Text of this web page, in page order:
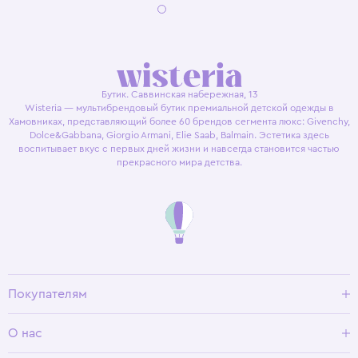
Бутик. Саввинская набережная, 13
Wisteria — мультибрендовый бутик премиальной детской одежды в
Хамовниках, представляющий более 60 брендов сегмента люкс: Givenchy,
Dolce&Gabbana, Giorgio Armani, Elie Saab, Balmain. Эстетика здесь
воспитывает вкус с первых дней жизни и навсегда становится частью
прекрасного мира детства.
Покупателям
Условия возврата
О нас